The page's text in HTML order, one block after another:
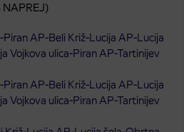
NAPREJ)
AP-Beli Križ-Lucija AP-Lucija
Vojkova ulica-Piran AP-Tartinijev
AP-Beli Križ-Lucija AP-Lucija
Vojkova ulica-Piran AP-Tartinijev